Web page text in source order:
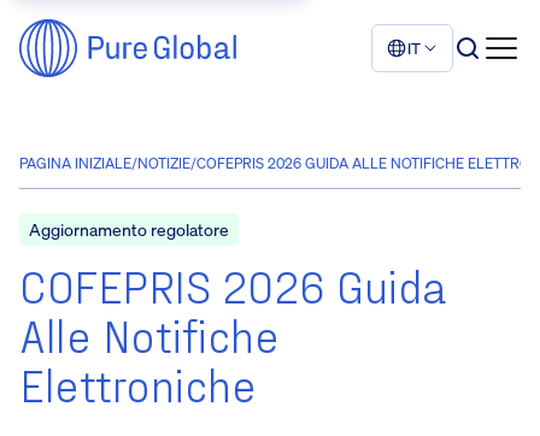
IT
PAGINA INIZIALE/NOTIZIE/COFEPRIS 2026 GUIDA ALLE NOTIFICHE
Aggiornamento regolatore
COFEPRIS 2026 Guida
Alle Notifiche
Elettroniche